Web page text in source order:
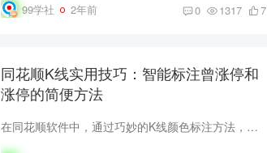
99学社 2年前 0 1317 7
同花顺K线实用技巧：智能标注曾涨停和
涨停的简便方法
在同花顺软件中，通过巧妙的K线颜色标注方法，你可以轻松快捷地观察曾涨停（炸板）和涨停的情况。本文将详细介绍这一实用技巧，并为你提供一种更方便的操作方式。 同花顺K线颜色标注方法： 为了...